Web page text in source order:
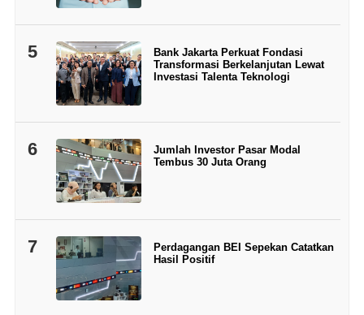
5
Bank Jakarta Perkuat Fondasi
Transformasi Berkelanjutan Lewat
Investasi Talenta Teknologi
6
Jumlah Investor Pasar Modal
Tembus 30 Juta Orang
7
Perdagangan BEI Sepekan Catatkan
Hasil Positif